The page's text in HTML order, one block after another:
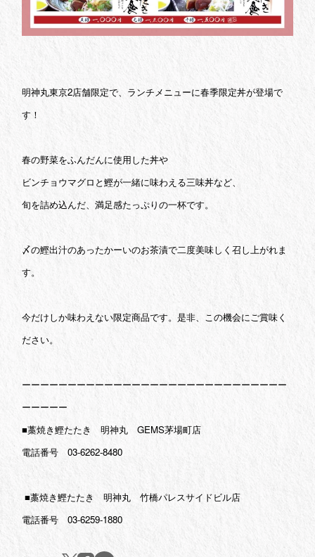
明神丸東京2店舗限定で、ランチメニューに春季限定丼が登場で
す！
春の野菜をふんだんに使用した丼や
ビンチョウマグロと鰹が一緒に味わえる三味丼など、
旬を詰め込んだ、満足感たっぷりの一杯です。
〆の鰹出汁のあったかーいのお茶漬で二度美味しく召し上がれま
す。
今だけしか味わえない限定商品です。是非、この機会にご賞味く
ださい。
ーーーーーーーーーーーーーーーーーーーーーーーーーーーーー
ーーーーー
■藁焼き鰹たたき 明神丸 GEMS茅場町店
電話番号 03-6262-8480
■藁焼き鰹たたき 明神丸 竹橋パレスサイドビル店
電話番号 03-6259-1880